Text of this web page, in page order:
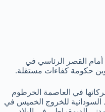
أمام القصر الرئاسي في
حكومة كفاءات مستقلة.
في العاصمة الخرطوم
السودانية للخروج الخميس في